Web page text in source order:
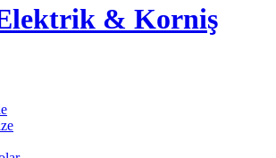
& Korniş